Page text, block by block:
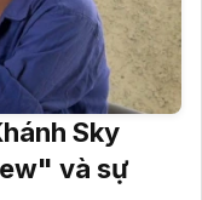
Sky
và sự